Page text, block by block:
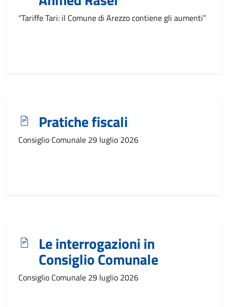
“Tariffe Tari: il Comune di Arezzo contiene gli aumenti”
Pratiche fiscali
Consiglio Comunale 29 luglio 2026
Le interrogazioni in
Consiglio Comunale
Consiglio Comunale 29 luglio 2026